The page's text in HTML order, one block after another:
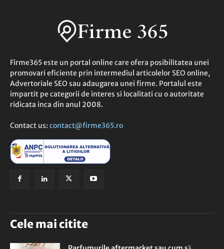
Firme365 este un portal online care ofera posibilitatea unei
promovari eficiente prin intermediul articolelor SEO online,
Advertoriale SEO sau adaugarea unei firme. Portalul este
impartit pe categorii de interes si localitati cu o autoritate
ridicata inca din anul 2008.
Contact us: contact@firme365.ro
Cele mai citite